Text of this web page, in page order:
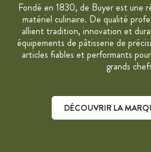
Fondé en 1830, de Buyer est une
matériel culinaire. De qualité
allient tradition, innovation et
équipements de pâtisserie de
articles fiables et performants
grands
DÉCOUVRIR LA